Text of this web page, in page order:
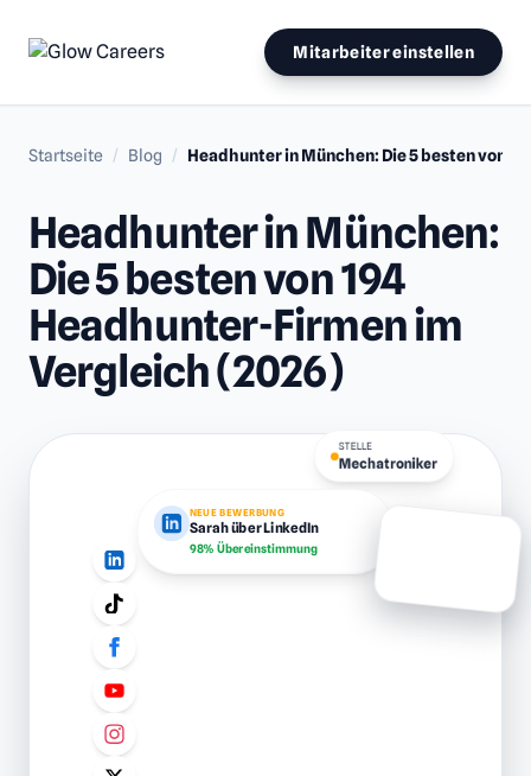
Mitarbeiter einstellen
Startseite / Blog / Headhunter in München: Die 5 besten von
Headhunter in München:
Die 5 besten von 194
Headhunter-Firmen im
Vergleich (2026)
NEUE BEWERBUNG
Sarah über LinkedIn
98% Übereinstimmung
STELLE
Mechatroniker